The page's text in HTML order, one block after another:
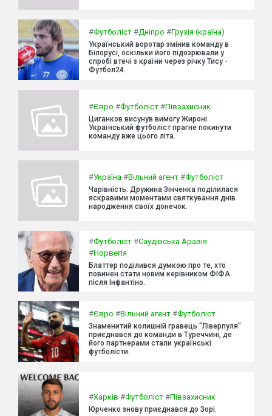
#Футболіст #Дніпро #Грузія (країна)
Український воротар змінив команду в
Білорусі, оскільки його підозрювали у
спробі втечі з країни через річку Тису -
Футбол24.
#Євро #Футболіст #Півзахисник
Циганков висунув вимогу Жироні.
Український футболіст прагне покинути
команду вже цього літа.
#Україна #Вільний агент #Футболіст
Чарівність. Дружина Зінченка поділилася
яскравими моментами святкування днів
народження своїх донечок.
#Футболіст #Саудівська Аравія
#Норвегія
Блаттер поділився думкою про те, хто
повинен стати новим керівником ФІФА
після Інфантіно.
#Євро #Вільний агент #Футболіст
Знаменитий колишній гравець "Ліверпуля"
приєднався до команди в Туреччині, де
його партнерами стали українські
футболісти.
#Харків #Футболіст #Півзахисник
Юрченко знову приєднався до Зорі.